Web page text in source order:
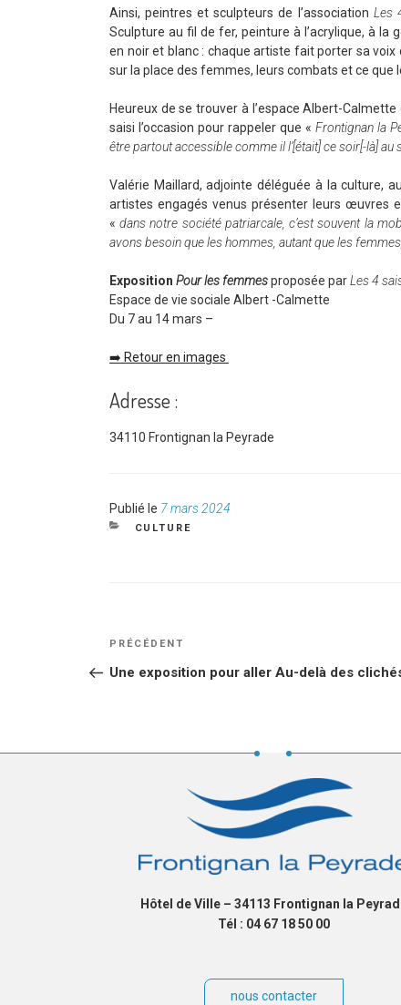
Ainsi, peintres et sculpteurs de l’association Les
Sculpture au fil de fer, peinture à l’acrylique, à
en noir et blanc : chaque artiste fait porter sa
sur la place des femmes, leurs combats et ce que
Heureux de se trouver à l’espace Albert-
saisi l’occasion pour rappeler que «Frontignan la
être partout accessible comme il l’[était] ce soir[-là] au
Valérie Maillard, adjointe déléguée à la culture,
artistes engagés venus présenter leurs œuvres
«dans notre société patriarcale, c’est souvent la
avons besoin que les hommes, autant que les
Exposition Pour les femmesproposée parLes 4
Espace de vie sociale Albert -Calmette
Du 7 au 14 mars –
➡️ Retour en images
Adresse :
34110 Frontignan la Peyrade
Publié le Publié
le
7 mars 2024
CATÉGORIES
CULTURE
NAVIGATION
DE
Article
PRÉCÉDENT
Une exposition pour aller Au-delà des
Hôtel de Ville – 34113 Frontignan la
Tél : 04 67 18 50 00
nous contacter